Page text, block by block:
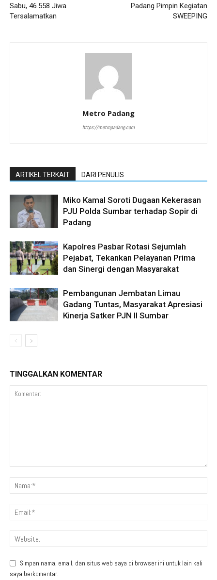
Sabu, 46.558 Jiwa
Tersalamatkan
Padang Pimpin Kegiatan
SWEEPING
Metro Padang
https://metropadang.com
ARTIKEL TERKAIT DARI PENULIS
Miko Kamal Soroti Dugaan Kekerasan
PJU Polda Sumbar terhadap Sopir di
Padang
Kapolres Pasbar Rotasi Sejumlah
Pejabat, Tekankan Pelayanan Prima
dan Sinergi dengan Masyarakat
Pembangunan Jembatan Limau
Gadang Tuntas, Masyarakat Apresiasi
Kinerja Satker PJN II Sumbar
TINGGALKAN KOMENTAR
Simpan nama, email, dan situs web saya di browser ini untuk lain kali
saya berkomentar.